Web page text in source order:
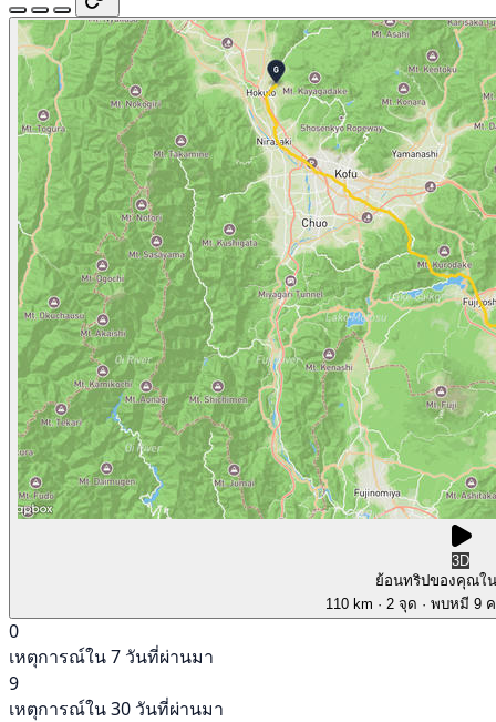
3D
ย้อนทริปของคุณใ
110 km · 2 จุด · พบหมี 9
0
เหตุการณ์ใน 7 วันที่ผ่านมา
9
เหตุการณ์ใน 30 วันที่ผ่านมา